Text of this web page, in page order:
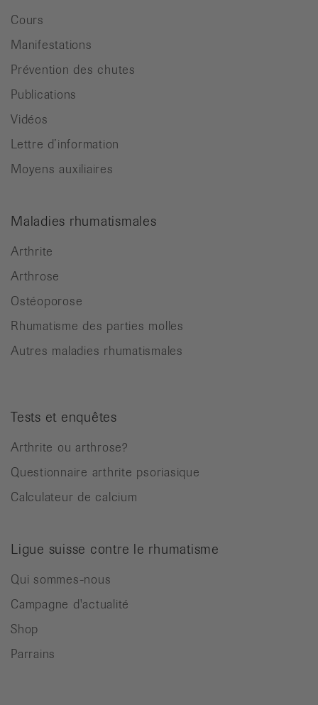
Cours
Manifestations
Prévention des chutes
Publications
Vidéos
Lettre d’information
Moyens auxiliaires
Maladies rhumatismales
Arthrite
Arthrose
Ostéoporose
Rhumatisme des parties molles
Autres maladies rhumatismales
Tests et enquêtes
Arthrite ou arthrose?
Questionnaire arthrite psoriasique
Calculateur de calcium
Ligue suisse contre le rhumatisme
Qui sommes-nous
Campagne d'actualité
Shop
Parrains